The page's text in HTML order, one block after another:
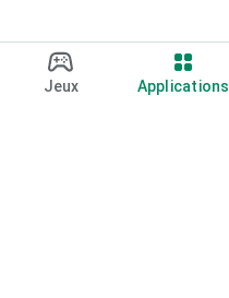
Jeux Applications